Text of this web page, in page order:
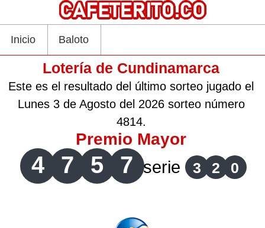
Inicio Baloto
Lotería de Cundinamarca
Este es el resultado del último sorteo jugado el
Lunes 3 de Agosto del 2026 sorteo número
4814.
Premio Mayor
4 7 5 7 serie 3 2 0